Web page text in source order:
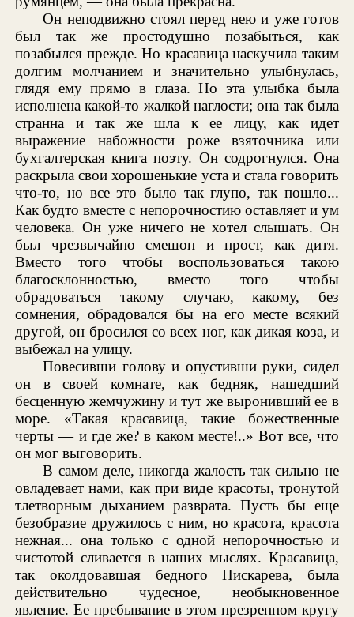
Он неподвижно стоял перед нею и уже готов
был так же простодушно позабыться, как
позабылся прежде. Но красавица наскучила таким
долгим молчанием и значительно улыбнулась,
глядя ему прямо в глаза. Но эта улыбка была
исполнена какой-то жалкой наглости; она так была
странна и так же шла к ее лицу, как идет
выражение набожности роже взяточника или
бухгалтерская книга поэту. Он содрогнулся. Она
раскрыла свои хорошенькие уста и стала говорить
что-то, но все это было так глупо, так пошло...
Как будто вместе с непорочностию оставляет и ум
человека. Он уже ничего не хотел слышать. Он
был чрезвычайно смешон и прост, как дитя.
Вместо того чтобы воспользоваться такою
благосклонностью, вместо того чтобы
обрадоваться такому случаю, какому, без
сомнения, обрадовался бы на его месте всякий
другой, он бросился со всех ног, как дикая коза, и
выбежал на улицу.
Повесивши голову и опустивши руки, сидел
он в своей комнате, как бедняк, нашедший
бесценную жемчужину и тут же выронивший ее в
море. «Такая красавица, такие божественные
черты — и где же? в каком месте!..» Вот все, что
он мог выговорить.
В самом деле, никогда жалость так сильно не
овладевает нами, как при виде красоты, тронутой
тлетворным дыханием разврата. Пусть бы еще
безобразие дружилось с ним, но красота, красота
нежная... она только с одной непорочностью и
чистотой сливается в наших мыслях. Красавица,
так околдовавшая бедного Пискарева, была
действительно чудесное, необыкновенное
явление. Ее пребывание в этом презренном кругу